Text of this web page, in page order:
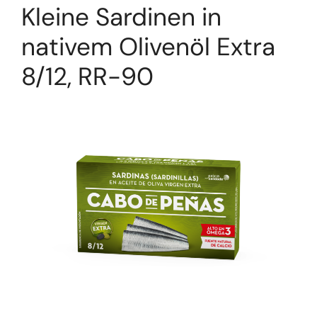
Kleine Sardinen in
nativem Olivenöl Extra
8/12, RR-90